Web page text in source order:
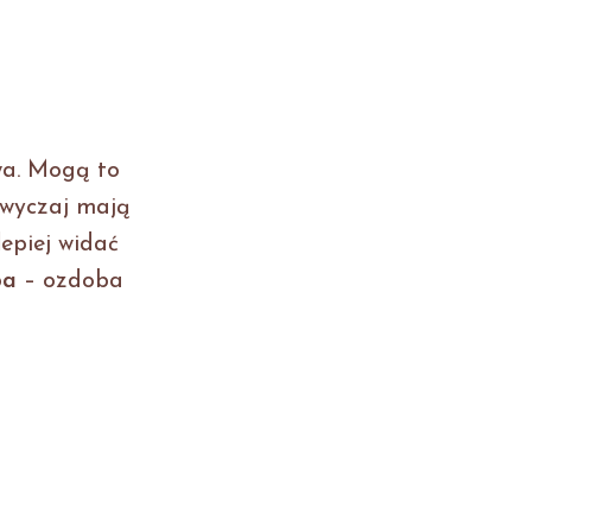
Mogą to
mają
widać
– ozdoba